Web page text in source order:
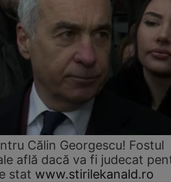
Călin Georgescu! Fostul
află dacă va fi judecat
stat www.stirilekanald.ro